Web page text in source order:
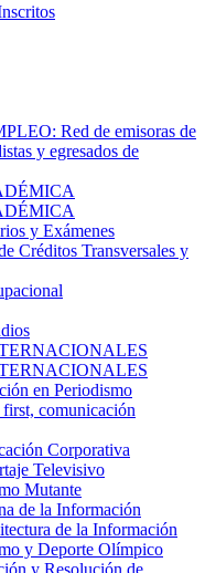
Red de emisoras de
y egresados de
y Exámenes
Créditos Transversales y
en Periodismo
comunicación
Corporativa
Televisivo
Mutante
de la Información
de la Información
y Deporte Olímpico
y Resolución de